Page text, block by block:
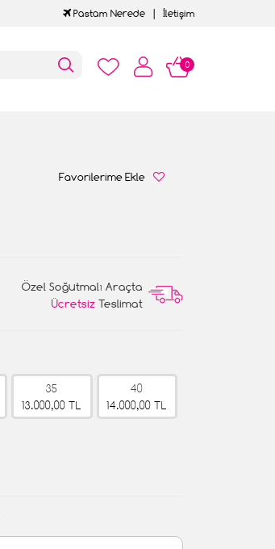
Pastam Nerede İletişim
0
Favorilerime Ekle
Özel Soğutmalı Araçta
Ücretsiz Teslimat
35
13.000,00 TL
40
14.000,00 TL